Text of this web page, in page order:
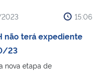
15:06
não terá expediente
23
nova etapa de